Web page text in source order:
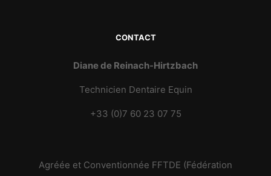
CONTACT
Diane de Reinach-Hirtzbach
Technicien Dentaire Equin
+33 (0)7 60 23 07 75
Agréée et Conventionnée FFTDE (Fédération